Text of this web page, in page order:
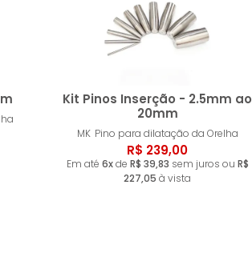
Kit Pinos Inserção - 2.5mm ao
20mm
MK Pino para dilatação da Orelha
R$ 239,00
Em até 6xde R$ 39,83 sem juros ou R$
227,05 à vista
Comprar